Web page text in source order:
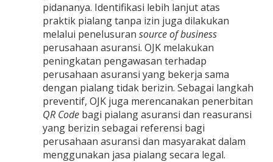
pidananya. Identifikasi lebih lanjut atas
praktik pialang tanpa izin juga dilakukan
melalui penelusuran source of business
perusahaan asuransi. OJK melakukan
peningkatan pengawasan terhadap
perusahaan asuransi yang bekerja sama
dengan pialang tidak berizin. Sebagai langkah
preventif, OJK juga merencanakan penerbitan
QR Code bagi pialang asuransi dan reasuransi
yang berizin sebagai referensi bagi
perusahaan asuransi dan masyarakat dalam
menggunakan jasa pialang secara legal.